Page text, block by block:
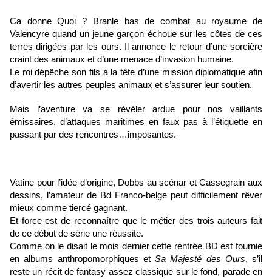
Ca donne Quoi? Branle bas de combat au royaume de
Valencyre quand un jeune garçon échoue sur les côtes de ces
terres dirigées par les ours. Il annonce le retour d’une sorcière
craint des animaux et d’une menace d’invasion humaine.
Le roi dépêche son fils à la tête d’une mission diplomatique afin
d’avertir les autres peuples animaux et s’assurer leur soutien.
Mais l’aventure va se révéler ardue pour nos vaillants
émissaires, d’attaques maritimes en faux pas à l’étiquette en
passant par des rencontres…imposantes.
Vatine pour l’idée d’origine, Dobbs au scénar et Cassegrain aux
dessins, l’amateur de Bd Franco-belge peut difficilement rêver
mieux comme tiercé gagnant.
Et force est de reconnaître que le métier des trois auteurs fait
de ce début de série une réussite.
Comme on le disait le mois dernier cette rentrée BD est fournie
en albums anthropomorphiques etSa Majesté des Ours, s’il
reste un récit de fantasy assez classique sur le fond, parade en